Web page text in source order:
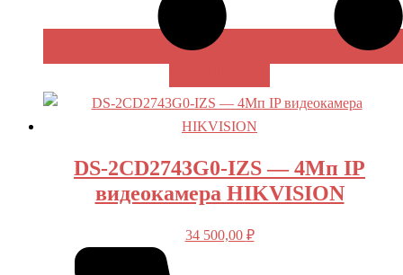
DS-2CD2743G0-IZS — 4Мп IP
видеокамера HIKVISION
34 500,00 ₽